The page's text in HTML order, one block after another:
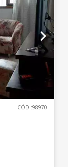
CÓD.:98970